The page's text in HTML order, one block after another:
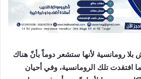
بلا رومانسية لأنها ستشعر دوماً بأنّ هناك
افتقدت تلك الرومانسية، وفي أحيان